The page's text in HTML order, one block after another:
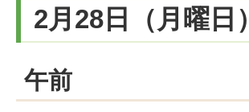
2月28日（月曜日）
午前